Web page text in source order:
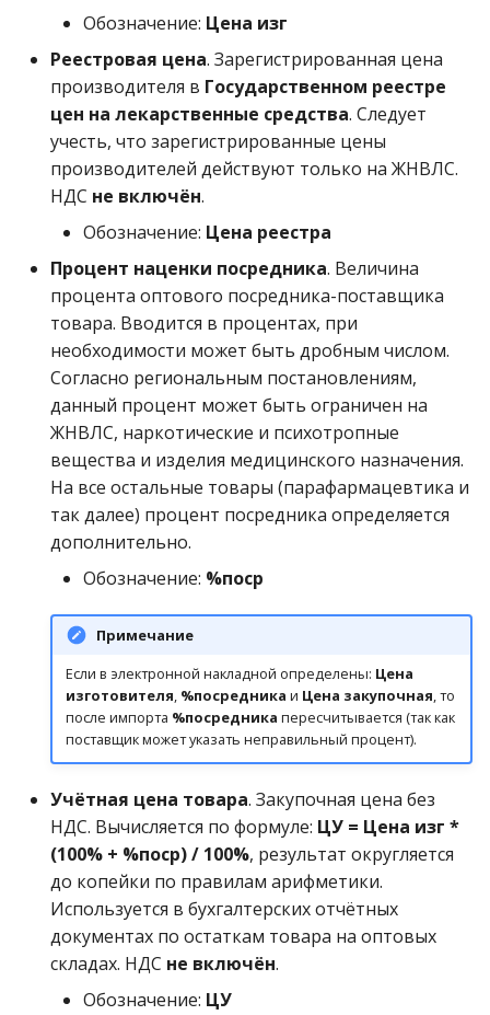
Обозначение: Цена изг
Реестровая цена. Зарегистрированная цена
производителя в Государственном реестре
цен на лекарственные средства. Следует
учесть, что зарегистрированные цены
производителей действуют только на ЖНВЛС.
НДС не включён.
Обозначение: Цена реестра
Процент наценки посредника. Величина
процента оптового посредника-поставщика
товара. Вводится в процентах, при
необходимости может быть дробным числом.
Согласно региональным постановлениям,
данный процент может быть ограничен на
ЖНВЛС, наркотические и психотропные
вещества и изделия медицинского назначения.
На все остальные товары (парафармацевтика и
так далее) процент посредника определяется
дополнительно.
Обозначение: %поср
Примечание
Если в электронной накладной определены: Цена
изготовителя, %посредника и Цена закупочная, то
после импорта %посредника пересчитывается (так как
поставщик может указать неправильный процент).
Учётная цена товара. Закупочная цена без
НДС. Вычисляется по формуле: ЦУ = Цена изг *
(100% + %поср) / 100%, результат округляется
до копейки по правилам арифметики.
Используется в бухгалтерских отчётных
документах по остаткам товара на оптовых
складах. НДС не включён.
Обозначение: ЦУ